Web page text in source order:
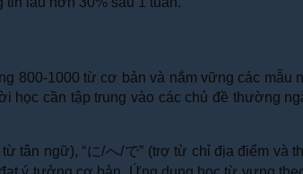
800-1000 từ cơ bản và nắm vững các mẫu
học cần tập trung vào các chủ đề thường
từ tân ngữ), “に/へ/で” (trợ từ chỉ địa điểm và